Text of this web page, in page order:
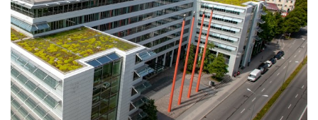
Schadenmeldung
Altersvorsorge
Vertragsanpassungen
IntelliProtect